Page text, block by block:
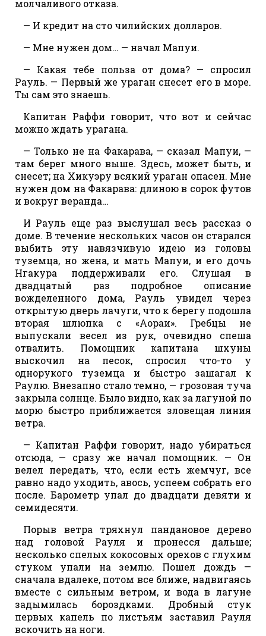
молчаливого отказа.
— И кредит на сто чилийских долларов.
— Мне нужен дом… — начал Мапуи.
— Какая тебе польза от дома? — спросил
Рауль. — Первый же ураган снесет его в море.
Ты сам это знаешь.
Капитан Раффи говорит, что вот и сейчас
можно ждать урагана.
— Только не на Факарава, — сказал Мапуи, —
там берег много выше. Здесь, может быть, и
снесет; на Хикуэру всякий ураган опасен. Мне
нужен дом на Факарава: длиною в сорок футов
и вокруг веранда…
И Рауль еще раз выслушал весь рассказ о
доме. В течение нескольких часов он старался
выбить эту навязчивую идею из головы
туземца, но жена, и мать Мапуи, и его дочь
Нгакура поддерживали его. Слушая в
двадцатый раз подробное описание
вожделенного дома, Рауль увидел через
открытую дверь лачуги, что к берегу подошла
вторая шлюпка с «Аораи». Гребцы не
выпускали весел из рук, очевидно спеша
отвалить. Помощник капитана шхуны
выскочил на песок, спросил что-то у
однорукого туземца и быстро зашагал к
Раулю. Внезапно стало темно, — грозовая туча
закрыла солнце. Было видно, как за лагуной по
морю быстро приближается зловещая линия
ветра.
— Капитан Раффи говорит, надо убираться
отсюда, — сразу же начал помощник. — Он
велел передать, что, если есть жемчуг, все
равно надо уходить, авось, успеем собрать его
после. Барометр упал до двадцати девяти и
семидесяти.
Порыв ветра тряхнул пандановое дерево
над головой Рауля и пронесся дальше;
несколько спелых кокосовых орехов с глухим
стуком упали на землю. Пошел дождь —
сначала вдалеке, потом все ближе, надвигаясь
вместе с сильным ветром, и вода в лагуне
задымилась бороздками. Дробный стук
первых капель по листьям заставил Рауля
вскочить на ноги.